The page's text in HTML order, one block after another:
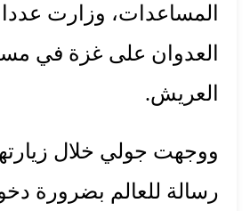
المساعدات، وزارت
العدوان على غزة في
العريش.
ووجهت جولي خلال
رسالة للعالم بضرورة